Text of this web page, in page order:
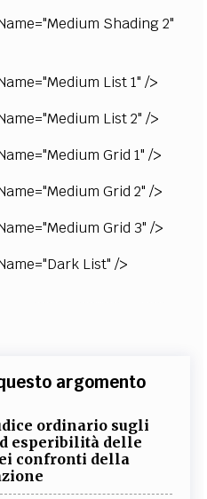
Shading 2"
List 1" />
List 2" />
Grid 1" />
Grid 2" />
Grid 3" />
List" />
argomento
ordinario sugli
esperibilità delle
confronti della